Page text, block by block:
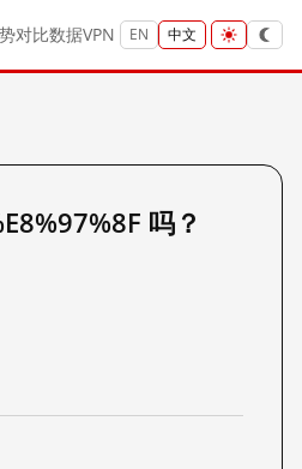
对比数据VPN EN 中文
吗？